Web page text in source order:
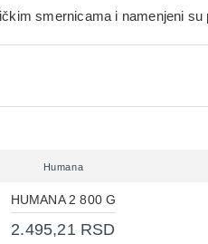
smernicama i namenjeni
Humana
HUMANA 2 800 G
2.495,21 RSD